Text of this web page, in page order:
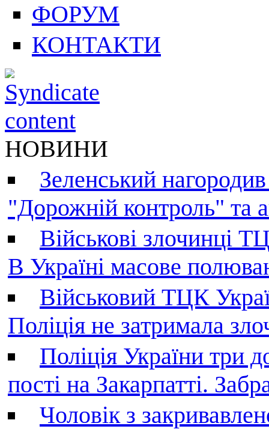
ФОРУМ
КОНТАКТИ
НОВИНИ
Зеленський
"Дорожній контроль" та
Військові злочинці
В Україні масове
Військовий ТЦК
Поліція не затримала
Поліція України три
пості на Закарпатті.
Чоловік з